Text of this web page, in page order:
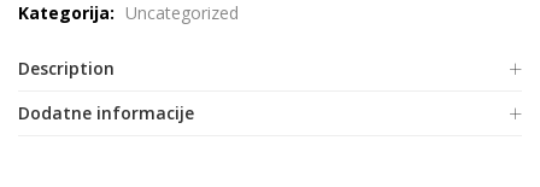
Kategorija: Uncategorized
Description
Dodatne informacije